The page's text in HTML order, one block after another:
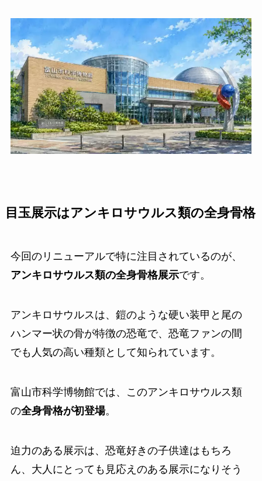
目玉展示はアンキロサウルス類の全身骨格
今回のリニューアルで特に注目されているのが、
アンキロサウルス類の全身骨格展示です。
アンキロサウルスは、鎧のような硬い装甲と尾の
ハンマー状の骨が特徴の恐竜で、恐竜ファンの間
でも人気の高い種類として知られています。
富山市科学博物館では、このアンキロサウルス類
の全身骨格が初登場。
迫力のある展示は、恐竜好きの子供達はもちろ
ん、大人にとっても見応えのある展示になりそう